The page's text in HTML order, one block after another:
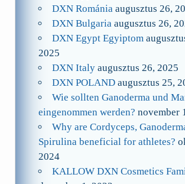
DXN Románia augusztus 26,
DXN Bulgaria augusztus 26,
DXN Egypt Egyiptom
2025
DXN Italy augusztus 26, 2025
DXN POLAND augusztus 25,
Wie sollten Ganoderma und
eingenommen werden? november
Why are Cordyceps,
Spirulina beneficial for athletes?
2024
KALLOW DXN Cosmetics